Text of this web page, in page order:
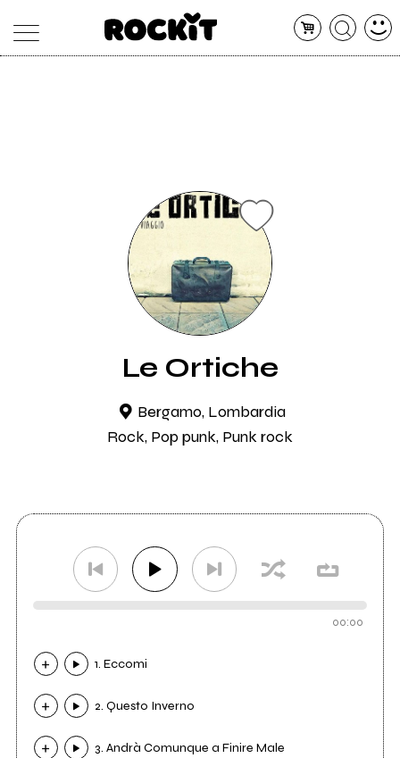
Le Ortiche
Bergamo, Lombardia
Rock, Pop punk, Punk rock
00:00
1. Eccomi
2. Questo Inverno
3. Andrà Comunque a Finire Male